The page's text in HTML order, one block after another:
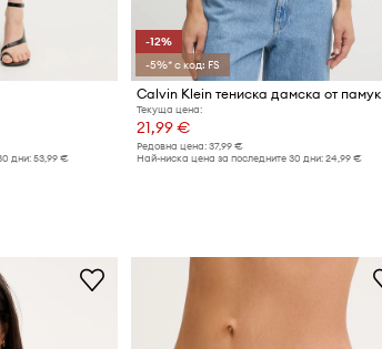
дни: 53,99 €
-12%
-5%* с код: FS
Calvin Klein тениска дамска от памук
Текуща цена:
21,99 €
Редовна цена: 37,99 €
Най-ниска цена за последните 30 дни: 24,99 €